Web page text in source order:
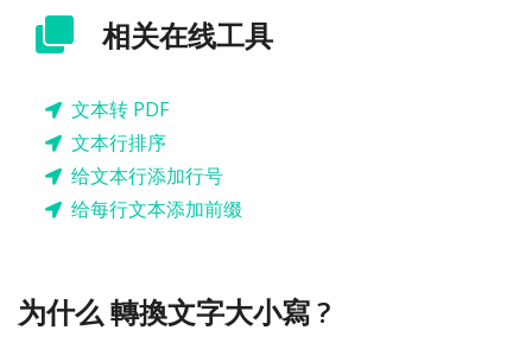
相关在线工具
文本转 PDF
文本行排序
给文本行添加行号
给每行文本添加前缀
为什么 轉換文字大小寫 ?